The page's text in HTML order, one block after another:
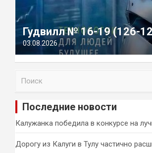
Гудвилл № 16-19 (126-
03.08.2026
и
Последние новости
Калужанка победила в конкурсе на
Дорогу из Калуги в Тулу частично